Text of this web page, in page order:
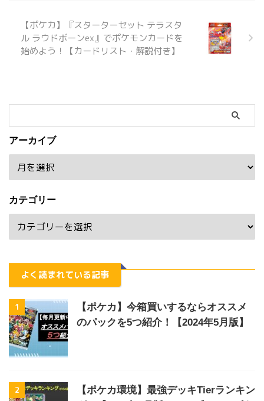
【ポケカ】『スターターセット テラスタ
ル ラウドボーンex』でポケモンカードを
始めよう！【カードリスト・解説付き】
アーカイブ
カテゴリー
よく読まれている記事
1
【ポケカ】今箱買いするならオススメ
のパックを5つ紹介！【2024年5月版】
2
【ポケカ環境】最強デッキTierランキン